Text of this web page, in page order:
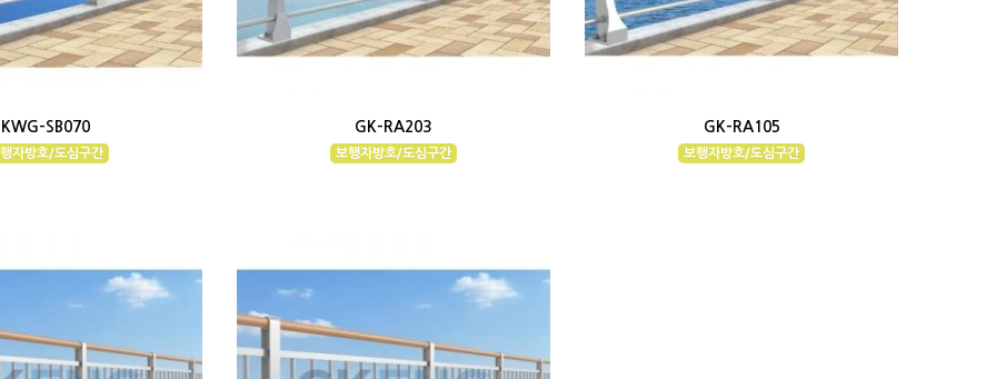
KWG-SB070
자방호/도심구간
GK-RA203
보행자방호/도심구간
GK-RA105
보행자방호/도심구간